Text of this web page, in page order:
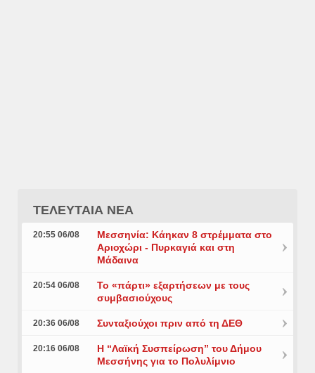
ΤΕΛΕΥΤΑΙΑ ΝΕΑ
20:55 06/08
Μεσσηνία: Κάηκαν 8 στρέμματα στο
Αριοχώρι - Πυρκαγιά και στη
Μάδαινα
20:54 06/08
Το «πάρτι» εξαρτήσεων με τους
συμβασιούχους
20:36 06/08 Συνταξιούχοι πριν από τη ΔΕΘ
20:16 06/08
Η “Λαϊκή Συσπείρωση” του Δήμου
Μεσσήνης για το Πολυλίμνιο